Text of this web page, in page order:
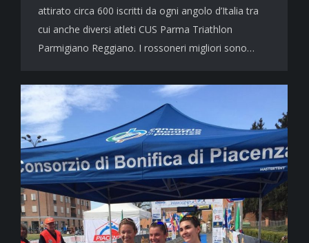
attirato circa 600 iscritti da ogni angolo d’Italia tra
cui anche diversi atleti CUS Parma Triathlon
Parmigiano Reggiano. I rossoneri migliori sono…